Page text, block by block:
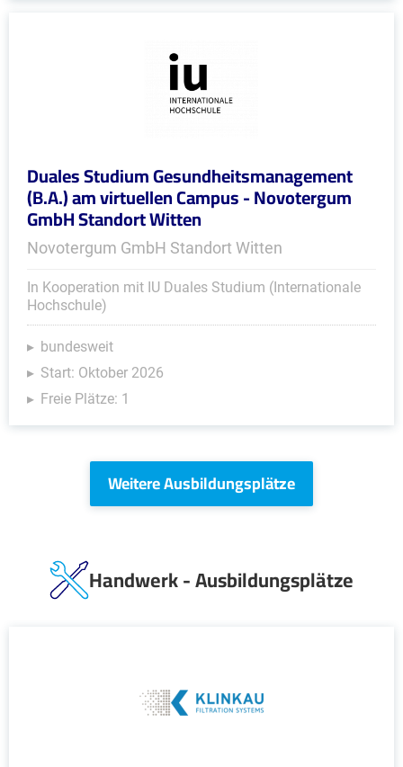
Duales Studium Gesundheitsmanagement
(B.A.) am virtuellen Campus - Novotergum
GmbH Standort Witten
Novotergum GmbH Standort Witten
In Kooperation mit IU Duales Studium (Internationale
Hochschule)
bundesweit
Start: Oktober 2026
Freie Plätze: 1
Weitere Ausbildungsplätze
Handwerk - Ausbildungsplätze